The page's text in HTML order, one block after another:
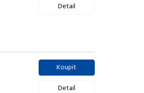
Detail
Koupit
Detail